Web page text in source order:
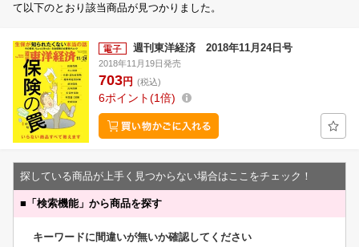
て以下のとおり該当商品が見つかりました。
週刊東洋経済 2018年11月24日号
2018年11月19日発売
703円 (税込)
6ポイント 1倍
探している商品が上手く見つからない場合はここをチェック！
■ 「検索機能」から商品を探す
キーワードに間違いが無いか確認してください